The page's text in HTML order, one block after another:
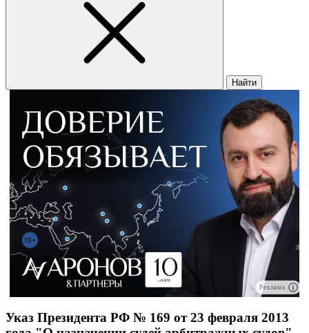
Найти
Реклама
Указ Президента РФ № 169 от 23 февраля 2013